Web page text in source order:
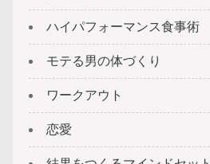
ハイパフォーマンス食事術
モテる男の体づくり
ワークアウト
恋愛